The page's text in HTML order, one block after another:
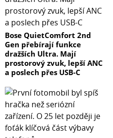
Bose QuietComfort 2nd
Gen přebírají funkce
dražších Ultra. Mají
prostorový zvuk, lepší ANC
a poslech přes USB-C